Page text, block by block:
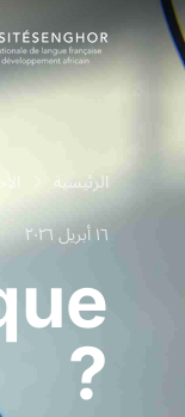
الرئيسية
١٦ أبريل ٢٠٢٦
?